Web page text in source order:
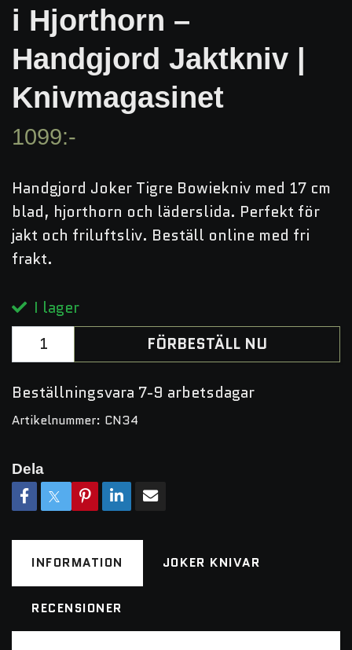
i Hjorthorn –
Handgjord Jaktkniv |
Knivmagasinet
1099:-
Handgjord Joker Tigre Bowiekniv med 17 cm
blad, hjorthorn och läderslida. Perfekt för
jakt och friluftsliv. Beställ online med fri
frakt.
I lager
FÖRBESTÄLL NU
Beställningsvara 7-9 arbetsdagar
Artikelnummer: CN34
Dela
INFORMATION JOKER KNIVAR
RECENSIONER